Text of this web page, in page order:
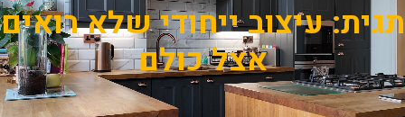
תגית:עיצוב ייחודי שלא רואים
אצל כולם